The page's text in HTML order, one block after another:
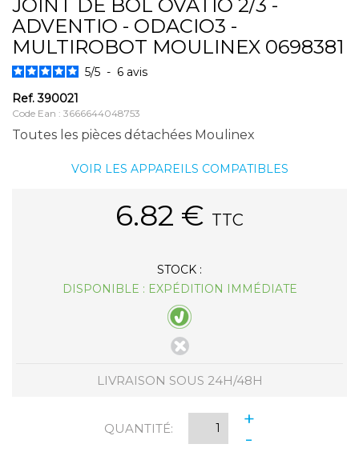
JOINT DE BOL OVATIO 2/3 -
ADVENTIO - ODACIO3 -
MULTIROBOT MOULINEX 0698381
5/5 - 6 avis
Ref.390021
Code Ean : 3666644048753
Toutes les pièces détachées Moulinex
VOIR LES APPAREILS COMPATIBLES
6.82 € TTC
STOCK :
DISPONIBLE : EXPÉDITION IMMÉDIATE
LIVRAISON SOUS 24H/48H
QUANTITÉ:
+
-